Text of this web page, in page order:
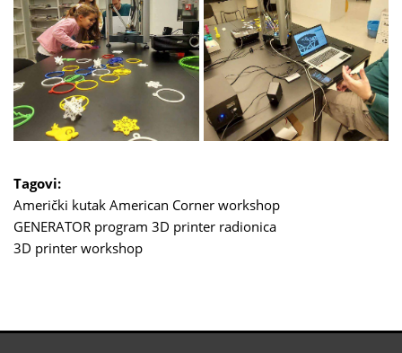
Tagovi:
Američki kutak American Corner workshop
GENERATOR program 3D printer radionica
3D printer workshop